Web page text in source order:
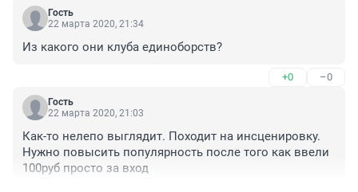
Гость
22 марта 2020, 21:34
Из какого они клуба единоборств?
+0 –0
Гость
22 марта 2020, 21:03
Как-то нелепо выглядит. Походит на инсценировку.
Нужно повысить популярность после того как ввели
100руб просто за вход